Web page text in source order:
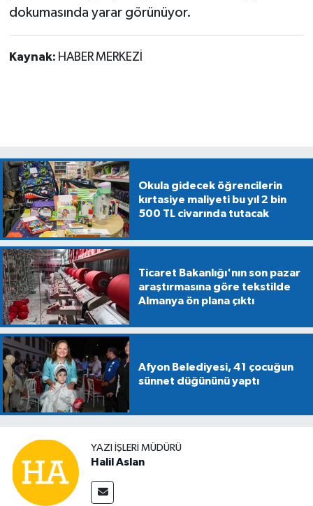
dokumasında yarar görünüyor.
Kaynak: HABER MERKEZİ
Okula gidecek öğrencilerin
kırtasiye maliyeti bu yıl 2 bin
500 TL civarında tutacak
Ticaret Bakanlığı'nın son pazar
araştırmasına göre tekstilde
Almanya ön plana çıktı
Afyon Belediyesi, 41 çocuğun
sünnet düğününü yaptı
YAZI İŞLERİ MÜDÜRÜ
Halil Aslan